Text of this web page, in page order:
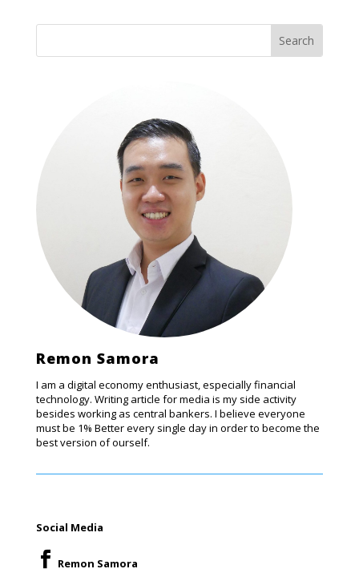
Remon Samora
I am a digital economy enthusiast, especially financial
technology. Writing article for media is my side activity
besides working as central bankers. I believe everyone
must be 1% Better every single day in order to become the
best version of ourself.
Social Media
 Remon Samora